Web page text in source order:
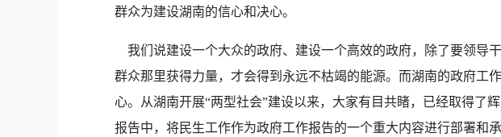
群众为建设湖南的信心和决心。
我们说建设一个大众的政府、建设一个高效的政府，除了要领导
群众那里获得力量，才会得到永远不枯竭的能源。而湖南的政府工
心。从湖南开展“两型社会”建设以来，大家有目共睹，已经取得了
报告中，将民生工作作为政府工作报告的一个重大内容进行部署和